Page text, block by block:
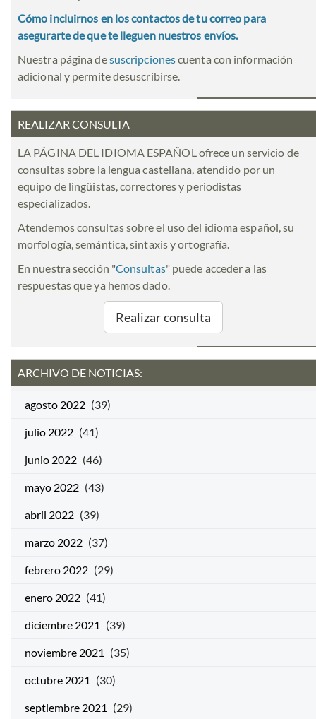
Cómo incluirnos en los contactos de tu correo para
asegurarte de que te lleguen nuestros envíos.
Nuestra página desuscripcionescuenta con información
adicional y permite desuscribirse.
REALIZAR CONSULTA
LA PÁGINA DEL IDIOMA ESPAÑOL ofrece un servicio de
consultas sobre la lengua castellana, atendido por un
equipo de lingüistas, correctores y periodistas
especializados.
Atendemos consultas sobre el uso del idioma español, su
morfología, semántica, sintaxis y ortografía.
En nuestra sección "Consultas" puede acceder a las
respuestas que ya hemos dado.
Realizar consulta
ARCHIVO DE NOTICIAS:
agosto 2022 (39)
julio 2022 (41)
junio 2022 (46)
mayo 2022 (43)
abril 2022 (39)
marzo 2022 (37)
febrero 2022 (29)
enero 2022 (41)
diciembre 2021 (39)
noviembre 2021 (35)
octubre 2021 (30)
septiembre 2021 (29)